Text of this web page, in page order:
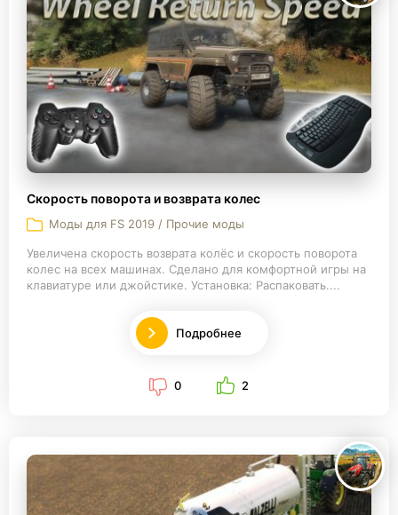
Скорость поворота и возврата колес
Моды для FS 2019 / Прочие моды
Увеличена скорость возврата колёс и скорость поворота
колес на всех машинах. Сделано для комфортной игры на
клавиатуре или джойстике. Установка: Распаковать....
Подробнее
0 2